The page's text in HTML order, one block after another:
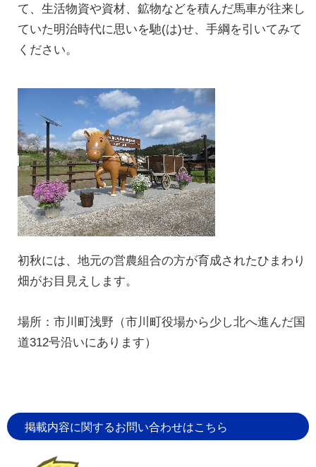
て、生活物資や資材、鉱物などを積んだ馬車が往来し
ていた明治時代に思いを馳(は)せ、手綱を引いてみて
ください。
初秋には、地元の営農組合の方が育成されたひまわり
畑がお目見えします。
場所：市川町浅野（市川町役場から少し北へ進んだ国
道312号沿いにあります）
掲載内容に関するお問い合わせはこちら